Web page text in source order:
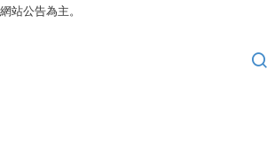
網站公告為主。